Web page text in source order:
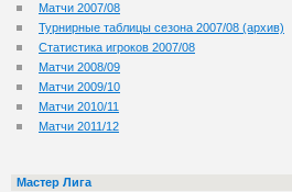
Матчи 2007/08
Турнирные таблицы сезона 2007/08 (архив)
Статистика игроков 2007/08
Матчи 2008/09
Матчи 2009/10
Матчи 2010/11
Матчи 2011/12
Мастер Лига